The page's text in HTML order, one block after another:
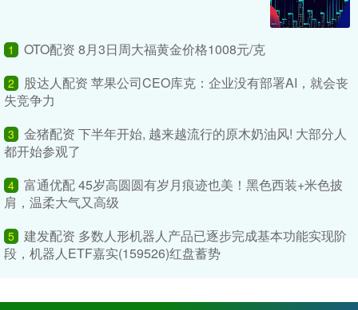
1 OTO配资 8月3日周大福黄金价格1008元/克
2
股达人配资 苹果公司CEO库克：企业没有部署AI，就会丧
失竞争力
3
金猪配资 下半年开始, 越来越流行的原木奶油风! 大部分人
都开始参观了
4 富通优配 45岁高圆圆有岁月痕迹也美！黑色西装+米色披
肩，温柔大气又高级
5 建发配资 多数人形机器人产品已逐步完成基本功能实现阶
段，机器人ETF嘉实(159526)红盘蓄势